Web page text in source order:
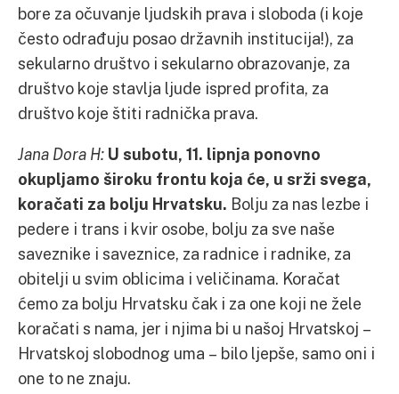
bore za očuvanje ljudskih prava i sloboda (i koje
često odrađuju posao državnih institucija!), za
sekularno društvo i sekularno obrazovanje, za
društvo koje stavlja ljude ispred profita, za
društvo koje štiti radnička prava.
Jana Dora H: U subotu, 11. lipnja ponovno
okupljamo široku frontu koja će, u srži svega,
koračati za bolju Hrvatsku. Bolju za nas lezbe i
pedere i trans i kvir osobe, bolju za sve naše
saveznike i saveznice, za radnice i radnike, za
obitelji u svim oblicima i veličinama. Koračat
ćemo za bolju Hrvatsku čak i za one koji ne žele
koračati s nama, jer i njima bi u našoj Hrvatskoj –
Hrvatskoj slobodnog uma – bilo ljepše, samo oni i
one to ne znaju.